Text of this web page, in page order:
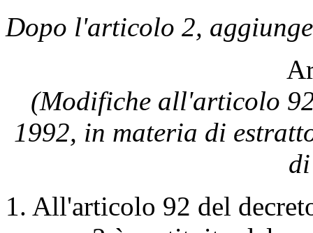
Dopo l'articolo 2,
(Modifiche all'articolo
1992, in materia di
1. All'articolo 92 del